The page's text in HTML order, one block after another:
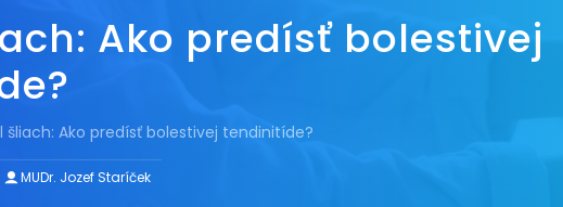
Ako predísť bolestivej
šliach: Ako predísť bolestivej tendinitíde?
MUDr. Jozef Staríček